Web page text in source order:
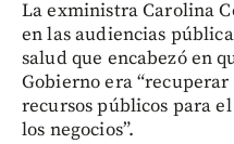
La exministra Carolina
en las audiencias
salud que encabezó en
Gobierno era
recursos públicos para
los negocios”.